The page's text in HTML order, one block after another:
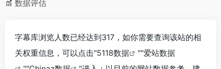
数据评估
字幕库浏览人数已经达到317，如你需要查询该站的相
关权重信息，可以点击"5118数据 ""爱站数据